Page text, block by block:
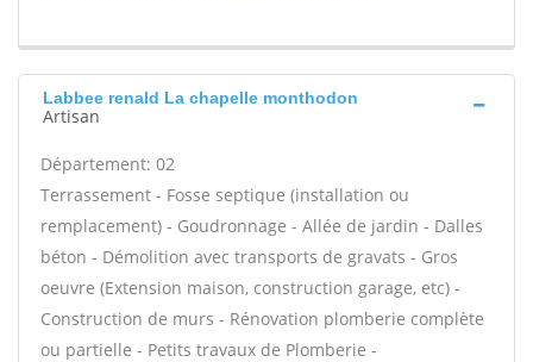
Labbee renald La chapelle monthodon
Artisan
Département: 02
Terrassement - Fosse septique (installation ou
remplacement) - Goudronnage - Allée de jardin - Dalles
béton - Démolition avec transports de gravats - Gros
oeuvre (Extension maison, construction garage, etc) -
Construction de murs - Rénovation plomberie complète
ou partielle - Petits travaux de Plomberie -